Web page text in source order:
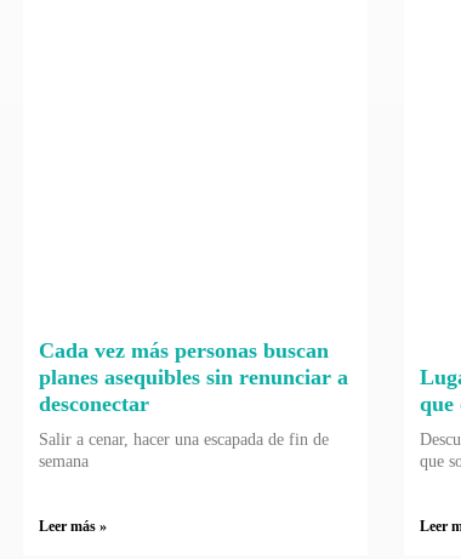
Cada vez más personas buscan
planes asequibles sin renunciar a
desconectar
Salir a cenar, hacer una escapada de fin de
semana
Leer más »
que
que
Leer